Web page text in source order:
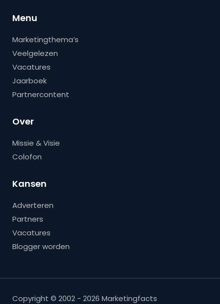
Menu
Marketingthema’s
Veelgelezen
Vacatures
Jaarboek
Partnercontent
Over
Missie & Visie
Colofon
Kansen
Adverteren
Partners
Vacatures
Blogger worden
Copyright © 2002 - 2026 Marketingfacts